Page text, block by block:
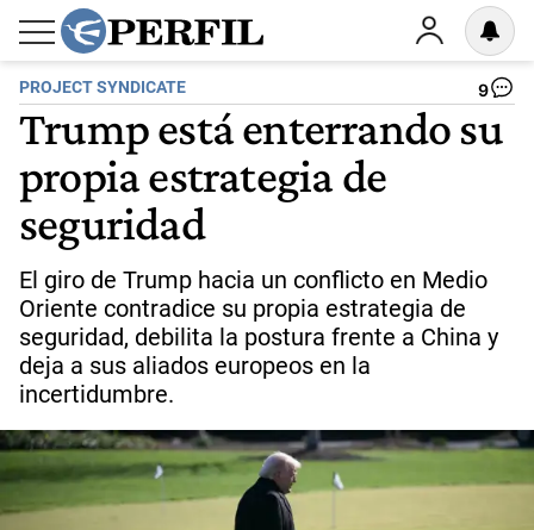
PROJECT SYNDICATE 9
Trump está enterrando su
propia estrategia de
seguridad
El giro de Trump hacia un conflicto en Medio
Oriente contradice su propia estrategia de
seguridad, debilita la postura frente a China y
deja a sus aliados europeos en la
incertidumbre.